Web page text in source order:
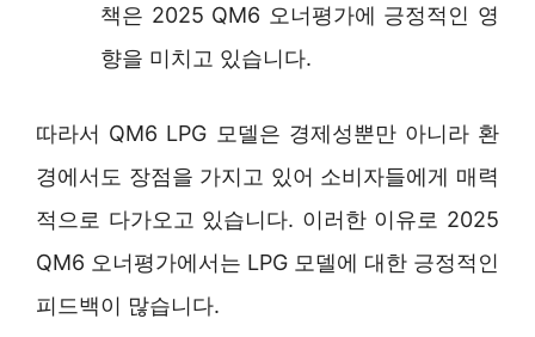
책은 2025 QM6 오너평가에 긍정적인 영
향을 미치고 있습니다.
따라서 QM6 LPG 모델은 경제성뿐만 아니라 환
경에서도 장점을 가지고 있어 소비자들에게 매력
적으로 다가오고 있습니다. 이러한 이유로 2025
QM6 오너평가에서는 LPG 모델에 대한 긍정적인
피드백이 많습니다.